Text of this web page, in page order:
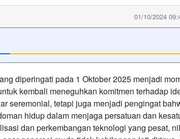
01/10/2024
diperingati pada 1 Oktober 2025 menjadi
kembali meneguhkan komitmen terhadap
seremonial, tetapi juga menjadi pengingat
hidup dalam menjaga persatuan dan
dan perkembangan teknologi yang pesat,